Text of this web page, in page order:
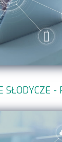
SŁODYCZE -